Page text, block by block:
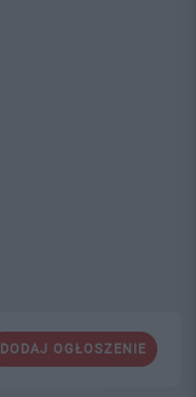
DODAJ OGŁOSZENIE